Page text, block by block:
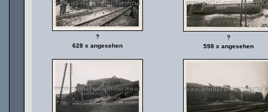
?
628 x angesehen
?
598 x angesehen